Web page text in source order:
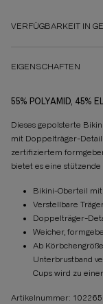
VERFÜGBARKEIT IN
EIGENSCHAFTEN
55% POLYAMID, 45%
Dieses gepolsterte
mit Doppelträger-
zertifiziertem
bietet es eine
Bikini-Oberteil
Verstellbare
Doppelträger-
Weicher,
Ab
Unterbrustband
Cups wird zu
Artikelnummer: